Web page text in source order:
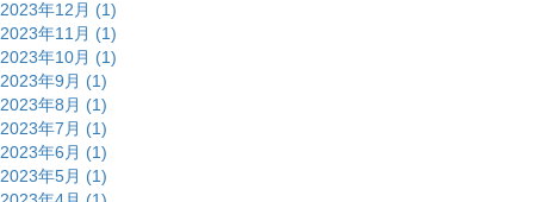
2023年12月 (1)
2023年11月 (1)
2023年10月 (1)
2023年9月 (1)
2023年8月 (1)
2023年7月 (1)
2023年6月 (1)
2023年5月 (1)